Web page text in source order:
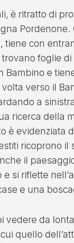
è ritratto di
Pordenone.
tiene con
foglie
Bambino e
verso il
a
ricerca della
è evidenziata
ricoprono il
il
e si riflette
e una
vedere da
quello